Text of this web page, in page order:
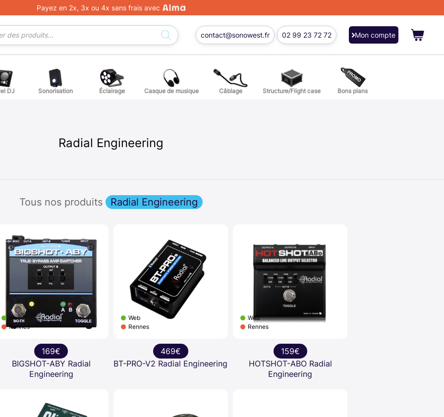
Payez en 2x, 3x ou 4x sans frais avec
contact@sonowest.fr 02 99 23 72 72 Mon compte
autres instruments
DJ Sonorisation Éclairage Casque de musique Câblage Structure/Flight case Bons plans
Radial Engineering
Tous nos produits Radial Engineering
Web
Rennes
169€
BIGSHOT-ABY Radial
Engineering
Web
Rennes
469€
BT-PRO-V2 Radial Engineering
Web
Rennes
159€
HOTSHOT-ABO Radial
Engineering